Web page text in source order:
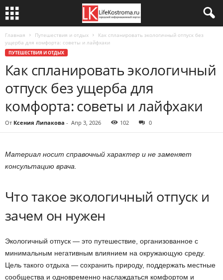
Главная Путешествия и отдых
Как спланировать экологичный отпуск без
ущерба для комфорта: советы и лайфхаки
ПУТЕШЕСТВИЯ И ОТДЫХ
Как спланировать экологичный
отпуск без ущерба для
комфорта: советы и лайфхаки
От Ксения Липакова - Апр 3, 2026 102 0
Материал носит справочный характер и не заменяет
консультацию врача.
Что такое экологичный отпуск и
зачем он нужен
Экологичный отпуск — это путешествие, организованное с
минимальным негативным влиянием на окружающую среду.
Цель такого отдыха — сохранить природу, поддержать местные
сообщества и одновременно наслаждаться комфортом и